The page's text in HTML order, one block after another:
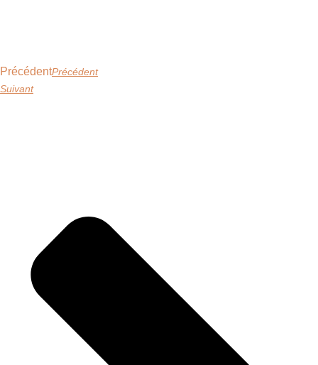
PrécédentPrécédent
Suivant